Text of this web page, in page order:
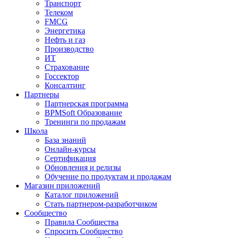
Транспорт
Телеком
FMCG
Энергетика
Нефть и газ
Производство
ИТ
Страхование
Госсектор
Консалтинг
Партнеры
Партнерская программа
BPMSoft Образование
Тренинги по продажам
Школа
База знаний
Онлайн-курсы
Сертификация
Обновления и релизы
Обучение по продуктам и продажам
Магазин приложений
Каталог приложений
Стать партнером-разработчиком
Сообщество
Правила Сообщества
Спросить Сообщество